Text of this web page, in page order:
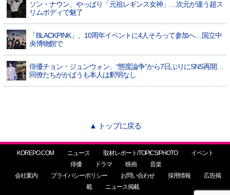
ソン・ナウン、やっぱり「元祖レギンス女神」…次元が違う超ス
リムボディで魅了
「BLACKPINK」、10周年イベントに4人そろって参加へ…国立中
央博物館で
俳優チョン・ジュンウォン、“態度論争”から7日ぶりにSNS再開…
同僚たちがかばうも本人は釈明なし
▲ トップに戻る
KOREPO.COM ニュース 取材レポート/TOPICS/PHOTO
イベント
俳優
ドラマ 映画
音楽
会社案内
プライバシーポリシー お問い合わせ 採用情報
広告掲
載
ニュース掲載